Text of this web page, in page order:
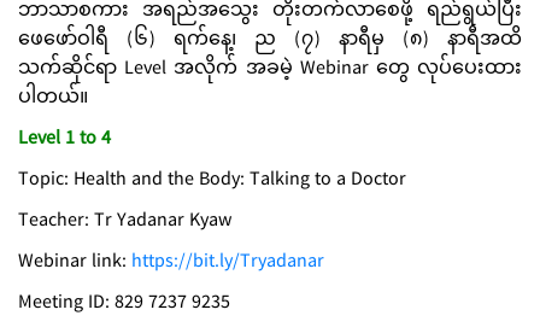
ဘာသာစကား အရည်အသွေး တိုးတက်လာစေဖို့ ရည်ရွယ်ပြီး
ဖေဖော်ဝါရီ (၆) ရက်နေ့၊ ည (၇) နာရီမှ (၈) နာရီအထိ
သက်ဆိုင်ရာ Level အလိုက် အခမဲ့ Webinar တွေ လုပ်ပေးထား
ပါတယ်။
Level 1 to 4
Topic: Health and the Body: Talking to a Doctor
Teacher: Tr Yadanar Kyaw
Webinar link: https://bit.ly/Tryadanar
Meeting ID: 829 7237 9235